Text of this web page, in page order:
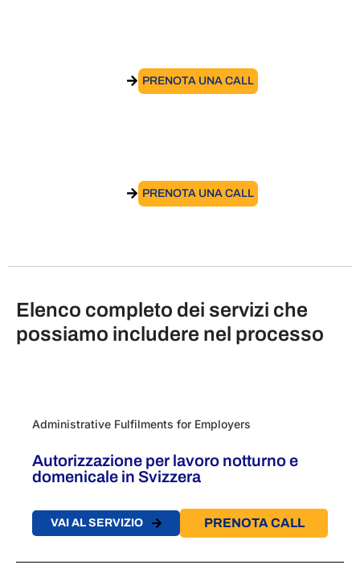
PRENOTA UNA CALL
PRENOTA UNA CALL
Elenco completo dei servizi che
possiamo includere nel processo
Administrative Fulfilments for Employers
Autorizzazione per lavoro notturno e
domenicale in Svizzera
VAI AL SERVIZIO PRENOTA CALL